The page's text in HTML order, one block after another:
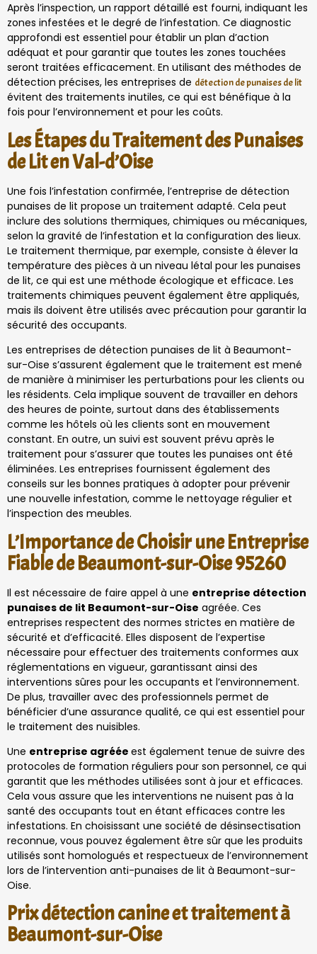
Après l’inspection, un rapport détaillé est fourni, indiquant les
zones infestées et le degré de l’infestation. Ce diagnostic
approfondi est essentiel pour établir un plan d’action
adéquat et pour garantir que toutes les zones touchées
seront traitées efficacement. En utilisant des méthodes de
détection précises, les entreprises de détection de punaises de lit
évitent des traitements inutiles, ce qui est bénéfique à la
fois pour l’environnement et pour les coûts.
Les Étapes du Traitement des Punaises
de Lit en Val-d’Oise
Une fois l’infestation confirmée, l’entreprise de détection
punaises de lit propose un traitement adapté. Cela peut
inclure des solutions thermiques, chimiques ou mécaniques,
selon la gravité de l’infestation et la configuration des lieux.
Le traitement thermique, par exemple, consiste à élever la
température des pièces à un niveau létal pour les punaises
de lit, ce qui est une méthode écologique et efficace. Les
traitements chimiques peuvent également être appliqués,
mais ils doivent être utilisés avec précaution pour garantir la
sécurité des occupants.
Les entreprises de détection punaises de lit à Beaumont-
sur-Oise s’assurent également que le traitement est mené
de manière à minimiser les perturbations pour les clients ou
les résidents. Cela implique souvent de travailler en dehors
des heures de pointe, surtout dans des établissements
comme les hôtels où les clients sont en mouvement
constant. En outre, un suivi est souvent prévu après le
traitement pour s’assurer que toutes les punaises ont été
éliminées. Les entreprises fournissent également des
conseils sur les bonnes pratiques à adopter pour prévenir
une nouvelle infestation, comme le nettoyage régulier et
l’inspection des meubles.
L’Importance de Choisir une Entreprise
Fiable de Beaumont-sur-Oise 95260
Il est nécessaire de faire appel à une entreprise détection
punaises de lit Beaumont-sur-Oise agréée. Ces
entreprises respectent des normes strictes en matière de
sécurité et d’efficacité. Elles disposent de l’expertise
nécessaire pour effectuer des traitements conformes aux
réglementations en vigueur, garantissant ainsi des
interventions sûres pour les occupants et l’environnement.
De plus, travailler avec des professionnels permet de
bénéficier d’une assurance qualité, ce qui est essentiel pour
le traitement des nuisibles.
Une entreprise agréée est également tenue de suivre des
protocoles de formation réguliers pour son personnel, ce qui
garantit que les méthodes utilisées sont à jour et efficaces.
Cela vous assure que les interventions ne nuisent pas à la
santé des occupants tout en étant efficaces contre les
infestations. En choisissant une société de désinsectisation
reconnue, vous pouvez également être sûr que les produits
utilisés sont homologués et respectueux de l’environnement
lors de l’intervention anti-punaises de lit à Beaumont-sur-
Oise.
Prix détection canine et traitement à
Beaumont-sur-Oise